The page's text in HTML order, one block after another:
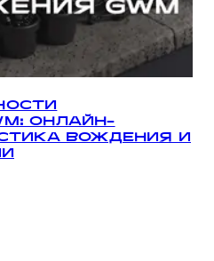
ОНЛАЙН-
ВОЖДЕНИЯ И